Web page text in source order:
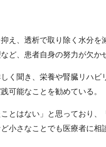
え、透析で取り除く水分を
ど、患者自身の努力が欠か
く聞き、栄養や腎臓リハビ
可能なことを勧めている。
とはない」と思っており、
小さなことでも医療者に相